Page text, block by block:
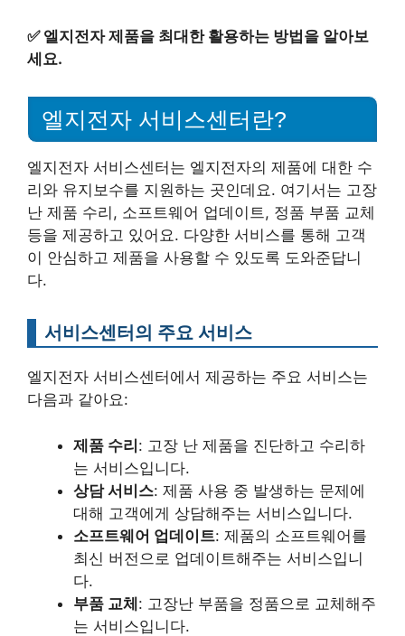
✅ 엘지전자 제품을 최대한 활용하는 방법을 알아보
세요.
엘지전자 서비스센터란?
엘지전자 서비스센터는 엘지전자의 제품에 대한 수
리와 유지보수를 지원하는 곳인데요. 여기서는 고장
난 제품 수리, 소프트웨어 업데이트, 정품 부품 교체
등을 제공하고 있어요. 다양한 서비스를 통해 고객
이 안심하고 제품을 사용할 수 있도록 도와준답니
다.
서비스센터의 주요 서비스
엘지전자 서비스센터에서 제공하는 주요 서비스는
다음과 같아요:
제품 수리: 고장 난 제품을 진단하고 수리하
는 서비스입니다.
상담 서비스: 제품 사용 중 발생하는 문제에
대해 고객에게 상담해주는 서비스입니다.
소프트웨어 업데이트: 제품의 소프트웨어를
최신 버전으로 업데이트해주는 서비스입니
다.
부품 교체: 고장난 부품을 정품으로 교체해주
는 서비스입니다.